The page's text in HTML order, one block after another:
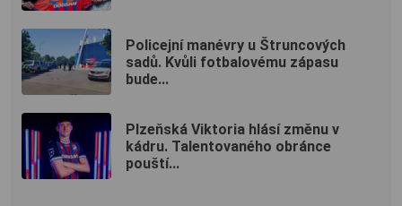
Policejní manévry u Štruncových
sadů. Kvůli fotbalovému zápasu
bude...
Plzeňská Viktoria hlásí změnu v
kádru. Talentovaného obránce
pouští...